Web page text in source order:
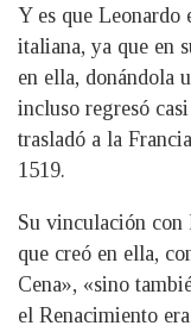
Y es que Leonardo
italiana, ya que en
en ella, donándola
incluso regresó
trasladó a la
1519.
Su vinculación con
que creó en ella,
Cena», «sino
el Renacimiento